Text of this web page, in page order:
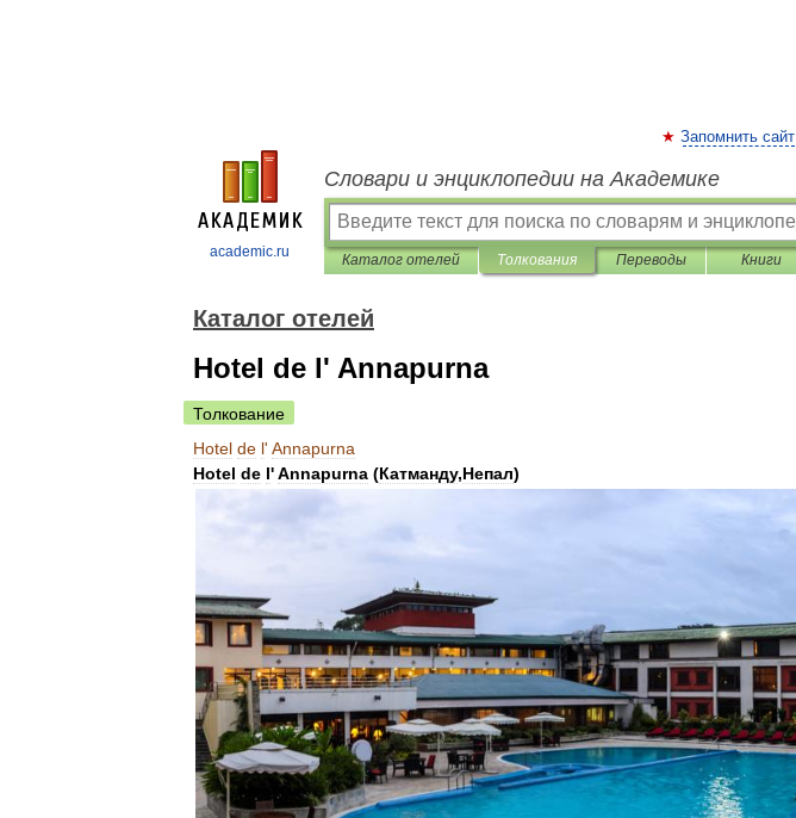
academic.ru
Запомнить сайт
Словари и энциклопедии на Академике
Каталог отелей Толкования Переводы Книги
Каталог отелей
Hotel de l' Annapurna
Толкование
Hotel de l' Annapurna
Hotel de l'Annapurna (Катманду,Непал)